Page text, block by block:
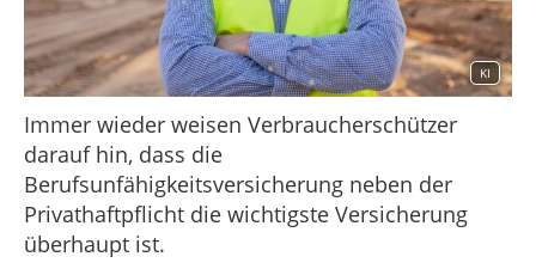
KI
Immer wieder weisen Verbraucherschützer
darauf hin, dass die
Berufsunfähigkeitsversicherung neben der
Privathaftpflicht die wichtigste Versicherung
überhaupt ist.